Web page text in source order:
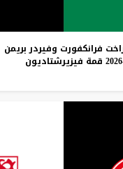
فرانكفورت وفيردر بريمن
قمة فيزيرشتاديون